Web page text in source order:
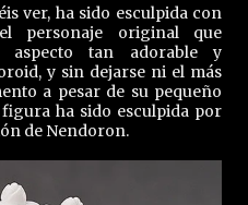
ver, ha sido esculpida con
personaje original que
aspecto tan adorable y
y sin dejarse ni el más
a pesar de su pequeño
ha sido esculpida por
de Nendoron.